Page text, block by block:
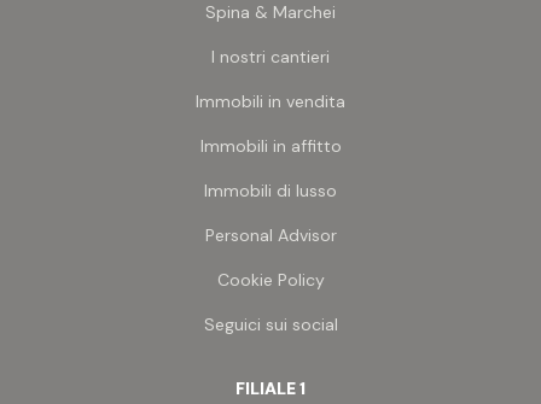
Spina & Marchei
I nostri cantieri
Immobili in vendita
Immobili in affitto
Immobili di lusso
Personal Advisor
Cookie Policy
Seguici sui social
FILIALE 1